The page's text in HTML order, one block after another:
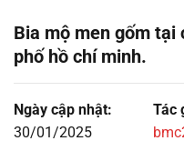
Bia mộ men gốm tại
phố hồ chí minh.
Ngày cập nhật:
30/01/2025
Tác